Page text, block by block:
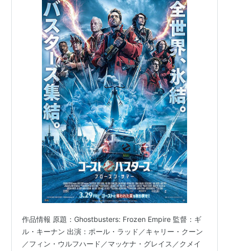
作品情報 原題：Ghostbusters: Frozen Empire 監督：ギ
ル・キーナン 出演：ポール・ラッド／キャリー・クーン
／フィン・ウルフハード／マッケナ・グレイス／クメイ